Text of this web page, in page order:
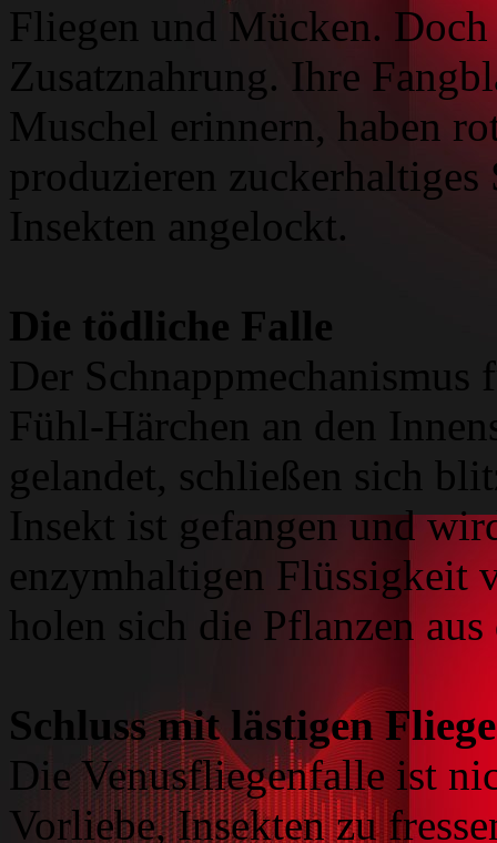
Fliegen und Mücken.
Zusatznahrung. Ihre
Muschel erinnern, haben
produzieren
Insekten angelockt.
Die tödliche Falle
Der
Fühl-Härchen an den
gelandet, schließen sich
Insekt ist gefangen und
enzymhaltigen Flüssigkeit
holen sich die Pflanzen aus
Schluss mit lästigen
Die Venusfliegenfalle ist
Vorliebe, Insekten zu